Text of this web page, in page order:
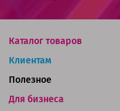
Каталог товаров
Клиентам
Для бизнеса
Полезное